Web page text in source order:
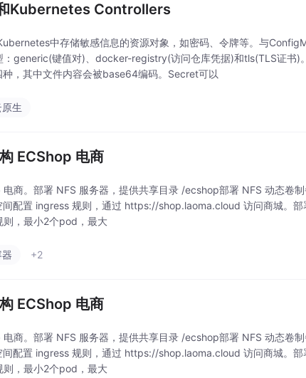
Kubernetes Controllers
中存储敏感信息的资源对象，如密码、令牌等。与
generic(键值对)、docker-registry(访问仓库凭据)和tls(TLS证书)
，其中文件内容会被base64编码。Secret可以
生
ECShop 电商
商。部署 NFS 服务器，提供共享目录 /ecshop部署 NFS 动态卷
配置 ingress 规则，通过 https://shop.laoma.cloud 访问商城。
，最小2个pod，最大
+2
ECShop 电商
商。部署 NFS 服务器，提供共享目录 /ecshop部署 NFS 动态卷
配置 ingress 规则，通过 https://shop.laoma.cloud 访问商城。
，最小2个pod，最大